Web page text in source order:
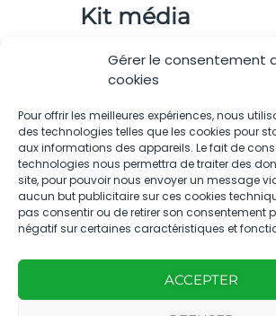
Gérer le consentement
cookies
Pour offrir les meilleures expériences, nous
des technologies telles que les cookies pour
aux informations des appareils. Le fait de
technologies nous permettra de traiter des
site, pour pouvoir nous envoyer un message
aucun but publicitaire sur ces cookies
pas consentir ou de retirer son consentement
négatif sur certaines caractéristiques et
ACCEPTER
Kit média
Kit média Bleu Tomate
Nous suivre
Ce magazine est
agence
|
Mentions
légales